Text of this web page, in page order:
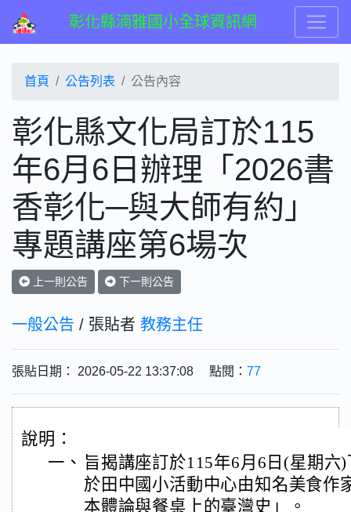
彰化縣湳雅國小全球資訊網
首頁 公告列表 公告內容
彰化縣文化局訂於115
年6月6日辦理「2026書
香彰化─與大師有約」
專題講座第6場次
上一則公告 下一則公告
一般公告 / 張貼者 教務主任
張貼日期： 2026-05-22 13:37:08 點閱： 77
說明：
一、 旨揭講座訂於115年6月6日(星期六
於田中國小活動中心由知名美食作
本體論與餐桌上的臺灣史」。